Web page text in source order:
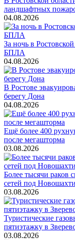
ландшафтных
04.08.2026
За ночь в
БПЛА
04.08.2026
В Ростове
берегу Дона
04.08.2026
Ещё более 400
после мегашторма
03.08.2026
Более тысячи раков
сетей под
03.08.2026
Туристические
пятиэтажку в
03.08.2026